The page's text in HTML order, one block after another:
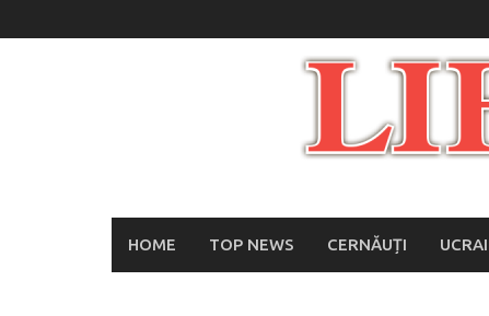
to
HOME TOP NEWS CERNĂUȚI